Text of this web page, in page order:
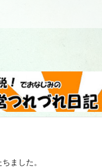
ました。